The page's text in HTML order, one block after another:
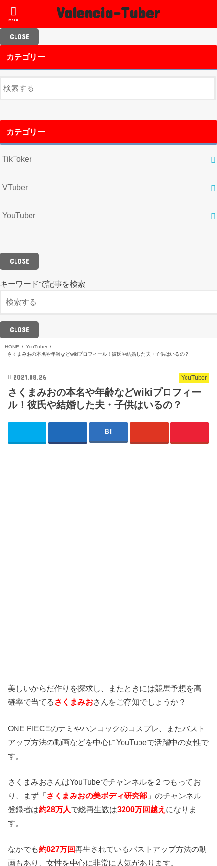
Valencia-Tuber
menu
CLOSE
カテゴリー
カテゴリー
TikToker
VTuber
YouTuber
CLOSE
キーワードで記事を検索
CLOSE
HOME
YouTuber
さくまみおの本名や年齢などwikiプロフィール！彼氏や結婚した夫・子供はいるの？
YouTuber
2021.08.26
さくまみおの本名や年齢などwikiプロフィー
ル！彼氏や結婚した夫・子供はいるの？
美しいからだ作りを探求し、またときには競馬予想を高
確率で当てる さくまみおさんをご存知でしょうか？
ONE PIECEのナミやハンコックのコスプレ、またバスト
アップ方法の動画などを中心にYouTubeで活躍中の女性で
す。
さくまみおさんはYouTubeでチャンネルを２つもってお
り、まず「さくまみおの美ボディ研究部 」のチャンネル
登録者は約28万人で総再生数は3200万回越え になりま
す。
なかでも約827万回再生されているバストアップ方法の動
画もあり、女性を中心に非常に人気があります。